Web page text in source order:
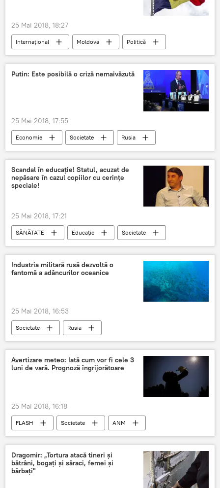
25 Mai 2018, 18:27
Internaţional Moldova
Politică
Republica Moldova
Ucraina
Georgia
obiective
Putin: Este posibilă o criză nemaivăzută
25 Mai 2018, 17:55
Economie Societate
Rusia
Politică
Vladimir Putin
Forumul economic internațional de la Sankt Petersburg
pericol
Scandal în educaţie! Statul, acuzat de
nepăsare în cazul copiilor cu cerinţe
speciale!
25 Mai 2018, 17:21
SĂNĂTATE Educație
Societate
Iulian Cristache
probleme
România
Învățământ
Industria militară rusă dezvoltă o
fantomă a adâncurilor oceanice
25 Mai 2018, 16:53
Societate
Rusia
Tehnica militară rusească
submarinul Husky
Caracteristici
Avertizare meteo: Iată cum vor fi cele 3
luni de vară. Prognoză îngrijorătoare
25 Mai 2018, 16:18
FLASH Societate
ANM
prognoză
vara
secetă
România
Dragomir: „Tortura atacă tineri şi
bătrâni, bogaţi şi săraci, femei şi
bărbaţi"